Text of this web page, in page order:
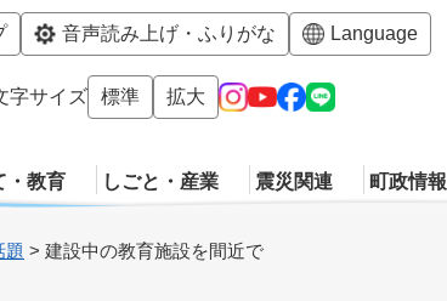
ーを飛ばして本文へ
音声読み上げ・ふりがな Language
字サイズ 標準 拡大
・教育 しごと・産業 震災関連 町政情報
題 > 建設中の教育施設を間近で